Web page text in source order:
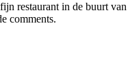
restaurant in de buurt
comments.